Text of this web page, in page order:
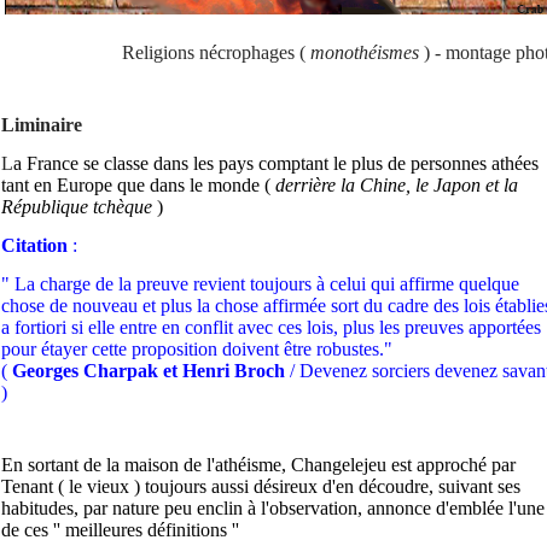
Religions nécrophages ( monothéismes ) - montage
Liminaire
La France se classe dans les pays comptant le plus de personnes athées
tant en Europe que dans le monde ( derrière la Chine, le Japon et la
République tchèque )
Citation :
" La charge de la preuve revient toujours à celui qui affirme quelque
chose de nouveau et plus la chose affirmée sort du cadre des lois
a fortiori si elle entre en conflit avec ces lois, plus les preuves apportées
pour étayer cette proposition doivent être robustes."
( Georges Charpak et Henri Broch / Devenez sorciers devenez
)
En sortant de la maison de l'athéisme, Changelejeu est approché par
Tenant ( le vieux ) toujours aussi désireux d'en découdre, suivant ses
habitudes, par nature peu enclin à l'observation, annonce d'emblée l'une
de ces '' meilleures définitions ''